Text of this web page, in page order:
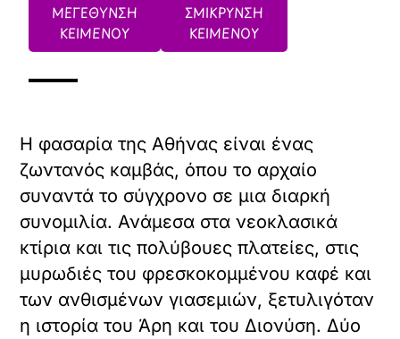
ΜΕΓΕΘΥΝΣΗ
ΚΕΙΜΕΝΟΥ
ΣΜΙΚΡΥΝΣΗ
ΚΕΙΜΕΝΟΥ
Η φασαρία της Αθήνας είναι ένας
ζωντανός καμβάς, όπου το αρχαίο
συναντά το σύγχρονο σε μια διαρκή
συνομιλία. Ανάμεσα στα νεοκλασικά
κτίρια και τις πολύβουες πλατείες, στις
μυρωδιές του φρεσκοκομμένου καφέ και
των ανθισμένων γιασεμιών, ξετυλιγόταν
η ιστορία του Άρη και του Διονύση. Δύο